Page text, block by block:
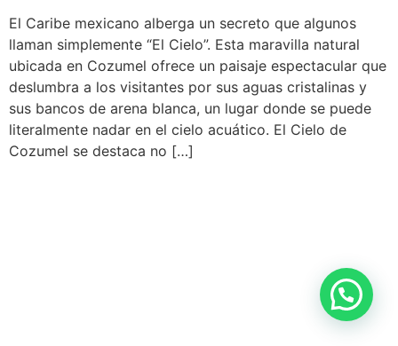
El Caribe mexicano alberga un secreto que algunos
llaman simplemente “El Cielo”. Esta maravilla natural
ubicada en Cozumel ofrece un paisaje espectacular que
deslumbra a los visitantes por sus aguas cristalinas y
sus bancos de arena blanca, un lugar donde se puede
literalmente nadar en el cielo acuático. El Cielo de
Cozumel se destaca no […]